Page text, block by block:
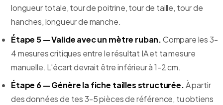
longueur totale, tour de poitrine, tour de taille, tour de
hanches, longueur de manche.
Étape 5 — Valide avec un mètre ruban.Compare les 3-
4 mesures critiques entre le résultat IA et ta mesure
manuelle. L'écart devrait être inférieur à 1-2 cm.
Étape 6 — Génère la fiche tailles structurée.À partir
des données de tes 3-5 pièces de référence, tu obtiens